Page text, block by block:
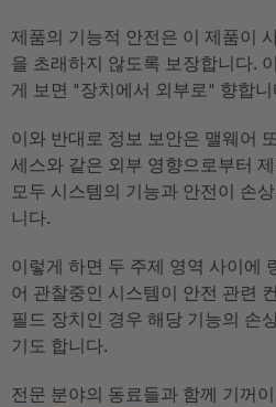
제품의 기능적 안전은 이 제품이
을 초래하지 않도록 보장합니다.
게 보면 "장치에서 외부로" 향합니
이와 반대로 정보 보안은 맬웨어
세스와 같은 외부 영향으로부터
모두 시스템의 기능과 안전이 손
니다.
이렇게 하면 두 주제 영역 사이에
어 관찰중인 시스템이 안전 관련
필드 장치인 경우 해당 기능의 손
기도 합니다.
전문 분야의 동료들과 함께 기꺼